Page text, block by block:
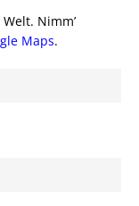
Nimm’
Maps.